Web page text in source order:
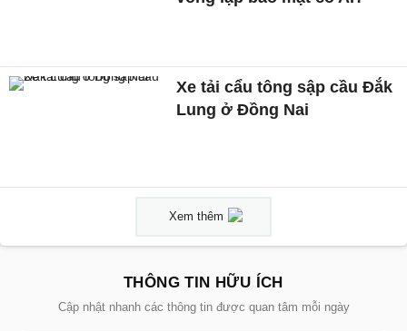
Xe tải cẩu tông sập cầu Đắk
Lung ở Đồng Nai
Xem thêm
THÔNG TIN HỮU ÍCH
Cập nhật nhanh các thông tin được quan tâm mỗi ngày